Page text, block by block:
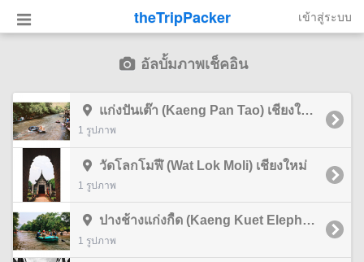
theTripPacker เข้าสู่ระบบ
อัลบั้มภาพเช็คอิน
แก่งปันเต๊า (Kaeng Pan Tao) เชียงใหม่
1 รูปภาพ
วัดโลกโมฬี (Wat Lok Moli) เชียงใหม่
1 รูปภาพ
ปางช้างแก่งกื้ด (Kaeng Kuet Elephent Camp) เชียงใหม่
1 รูปภาพ